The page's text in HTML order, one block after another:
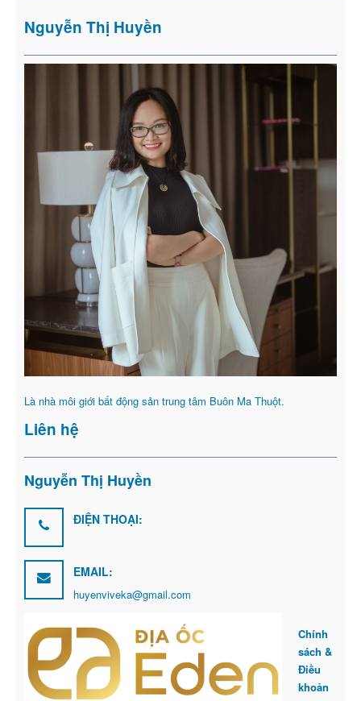
Nguyễn Thị Huyền
Là nhà môi giới bất động sản trung tâm Buôn Ma Thuột.
Liên hệ
Nguyễn Thị Huyền
ĐIỆN THOẠI:
EMAIL:
huyenviveka@gmail.com
Chính
sách &
Điều
khoản